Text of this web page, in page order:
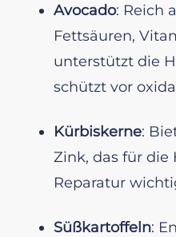
Avocado: Reich
Fettsäuren,
unterstützt die
schützt vor
Kürbiskerne:
Zink, das für
Reparatur
Süßkartoffeln: